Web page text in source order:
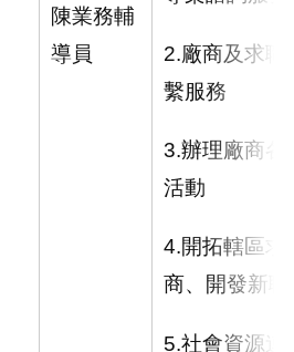
陳業務輔
導員
2.廠商及求職
繫服務
3.辦理廠商各
活動
4.開拓轄區求
商、開發新職
5.社會資源連